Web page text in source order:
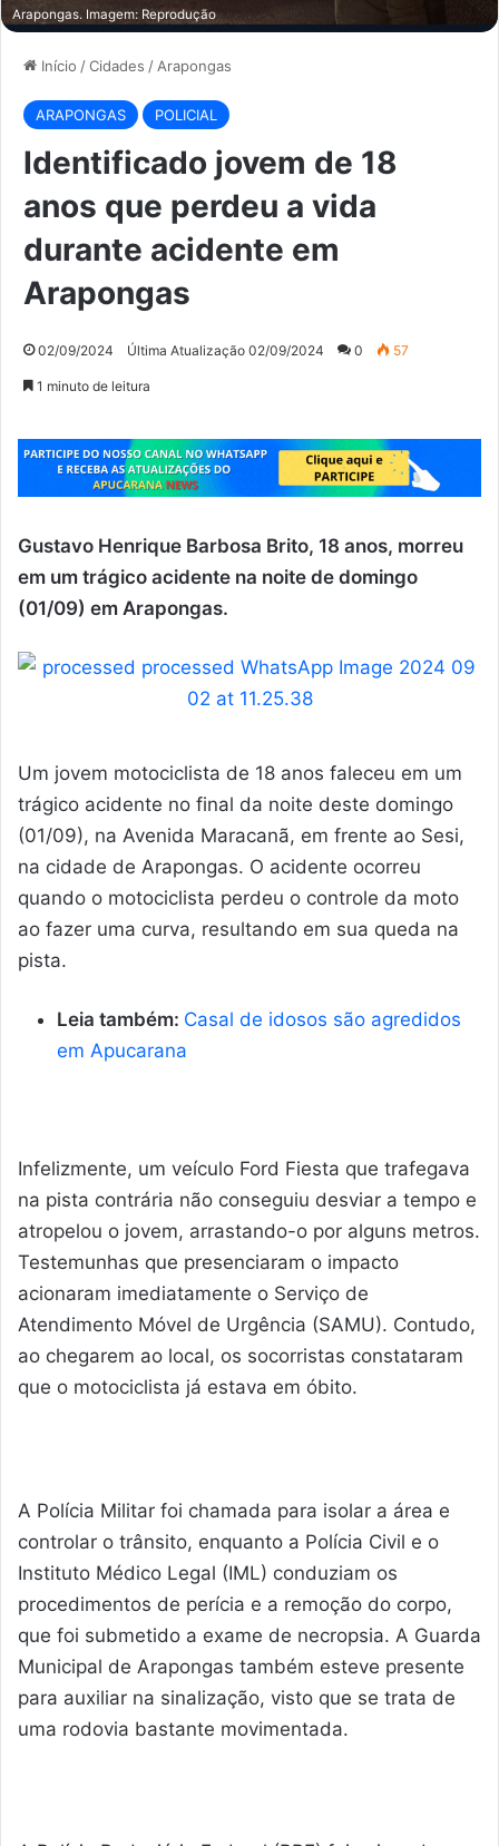
Arapongas. Imagem: Reprodução
Início /Cidades / Arapongas
ARAPONGAS POLICIAL
Identificado jovem de 18
anos que perdeu a vida
durante acidente em
Arapongas
02/09/2024 Última Atualização 02/09/2024 0 57
1 minuto de leitura
Gustavo Henrique Barbosa Brito, 18 anos, morreu
em um trágico acidente na noite de domingo
(01/09) em Arapongas.
Um jovem motociclista de 18 anos faleceu em um
trágico acidente no final da noite deste domingo
(01/09), na Avenida Maracanã, em frente ao Sesi,
na cidade de Arapongas. O acidente ocorreu
quando o motociclista perdeu o controle da moto
ao fazer uma curva, resultando em sua queda na
pista.
Leia também: Casal de idosos são agredidos
em Apucarana
Infelizmente, um veículo Ford Fiesta que trafegava
na pista contrária não conseguiu desviar a tempo e
atropelou o jovem, arrastando-o por alguns metros.
Testemunhas que presenciaram o impacto
acionaram imediatamente o Serviço de
Atendimento Móvel de Urgência (SAMU). Contudo,
ao chegarem ao local, os socorristas constataram
que o motociclista já estava em óbito.
A Polícia Militar foi chamada para isolar a área e
controlar o trânsito, enquanto a Polícia Civil e o
Instituto Médico Legal (IML) conduziam os
procedimentos de perícia e a remoção do corpo,
que foi submetido a exame de necropsia. A Guarda
Municipal de Arapongas também esteve presente
para auxiliar na sinalização, visto que se trata de
uma rodovia bastante movimentada.